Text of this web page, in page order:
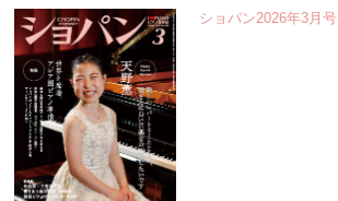
ショパン2026年3月号